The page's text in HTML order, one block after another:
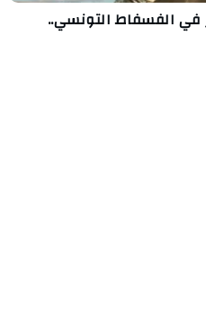
في الفسفاط التونسي..